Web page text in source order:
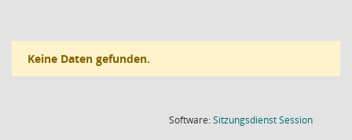
Keine Daten gefunden.
Software:SitzungsdienstSession(Wird in